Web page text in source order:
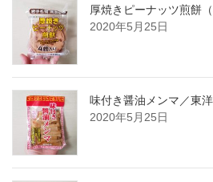
厚焼きピーナッツ煎餅
2020年5月25日
味付き醤油メンマ／東
2020年5月25日